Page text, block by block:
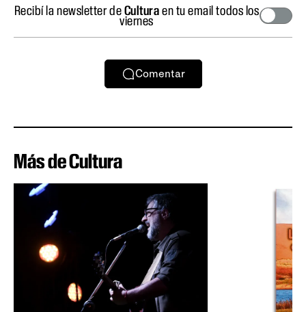
Recibí la newsletter deCulturaen tu email todos los
viernes
Comentar
Más de Cultura